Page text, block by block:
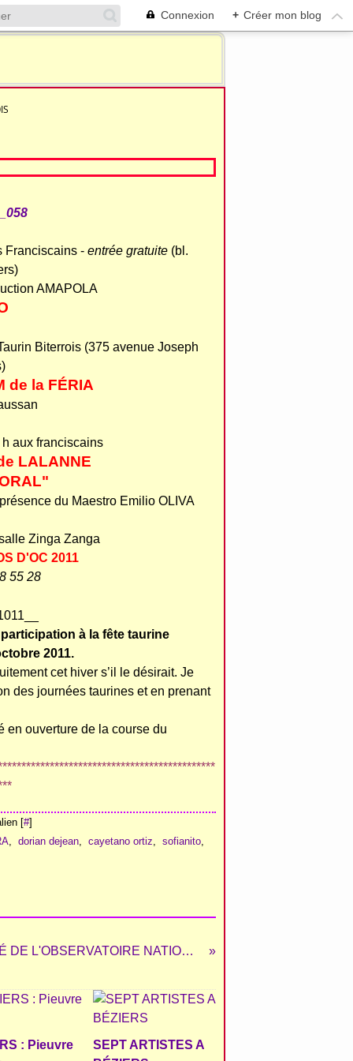
Connexion + Créer mon blog
Franciscains - entrée gratuite (bl.
AMAPOLA
Biterrois (375 avenue Joseph
de la FÉRIA
h aux franciscains
LALANNE
du Maestro Emilio OLIVA
Zinga Zanga
D'OC 2011
55 28
à la fête taurine
2011.
cet hiver s’il le désirait. Je
des journées taurines et en prenant
en ouverture de la course du
[#]
, dorian dejean, cayetano ortiz, sofianito,
COMMUNIQUÉ DE L'OBSERVATOIRE NATIONAL DES CULTURES TAURINES
: Pieuvre
SEPT ARTISTES A